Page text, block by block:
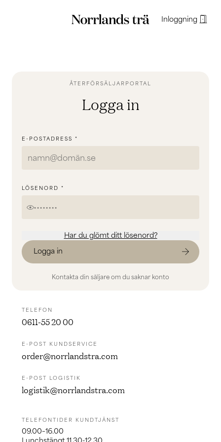
Inloggning door_open
ÅTERFÖRSÄLJARPORTAL
Logga in
E-POSTADRESS *
LÖSENORD *
Har du glömt ditt lösenord?
Logga in
arrow_forward
Kontakta din säljare om du saknar konto
TELEFON
0611-55 20 00
E-POST KUNDSERVICE
order@norrlandstra.com
E-POST LOGISTIK
logistik@norrlandstra.com
TELEFONTIDER KUNDTJÄNST
09.00–16.00